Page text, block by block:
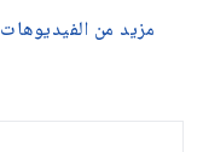
مزيد من الفيديوهات